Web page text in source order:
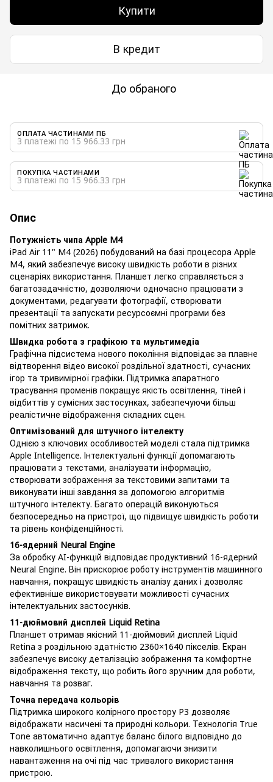
Купити
В кредит
До обраного
ОПЛАТА ЧАСТИНАМИ ПБ
3 платежі по 15 966.33 грн
ПОКУПКА ЧАСТИНАМИ
3 платежі по 15 966.33 грн
Опис
Потужність чипа Apple M4
iPad Air 11" M4 (2026) побудований на базі процесора Apple
M4, який забезпечує високу швидкість роботи в різних
сценаріях використання. Планшет легко справляється з
багатозадачністю, дозволяючи одночасно працювати з
документами, редагувати фотографії, створювати
презентації та запускати ресурсоємні програми без
помітних затримок.
Швидка робота з графікою та мультимедіа
Графічна підсистема нового покоління відповідає за плавне
відтворення відео високої роздільної здатності, сучасних
ігор та тривимірної графіки. Підтримка апаратного
трасування променів покращує якість освітлення, тіней і
відбиттів у сумісних застосунках, забезпечуючи більш
реалістичне відображення складних сцен.
Оптимізований для штучного інтелекту
Однією з ключових особливостей моделі стала підтримка
Apple Intelligence. Інтелектуальні функції допомагають
працювати з текстами, аналізувати інформацію,
створювати зображення за текстовими запитами та
виконувати інші завдання за допомогою алгоритмів
штучного інтелекту. Багато операцій виконуються
безпосередньо на пристрої, що підвищує швидкість роботи
та рівень конфіденційності.
16-ядерний Neural Engine
За обробку AI-функцій відповідає продуктивний 16-ядерний
Neural Engine. Він прискорює роботу інструментів машинного
навчання, покращує швидкість аналізу даних і дозволяє
ефективніше використовувати можливості сучасних
інтелектуальних застосунків.
11-дюймовий дисплей Liquid Retina
Планшет отримав якісний 11-дюймовий дисплей Liquid
Retina з роздільною здатністю 2360×1640 пікселів. Екран
забезпечує високу деталізацію зображення та комфортне
відображення тексту, що робить його зручним для роботи,
навчання та розваг.
Точна передача кольорів
Підтримка широкого колірного простору P3 дозволяє
відображати насичені та природні кольори. Технологія True
Tone автоматично адаптує баланс білого відповідно до
навколишнього освітлення, допомагаючи знизити
навантаження на очі під час тривалого використання
пристрою.